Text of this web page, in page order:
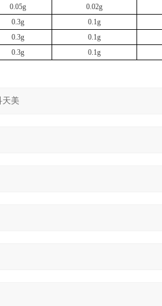
0.05g 0.02g
0.3g 0.1g
0.3g 0.1g
0.3g 0.1g